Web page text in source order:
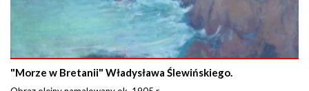
"Morze w Bretanii" Władysława Ślewińskiego.